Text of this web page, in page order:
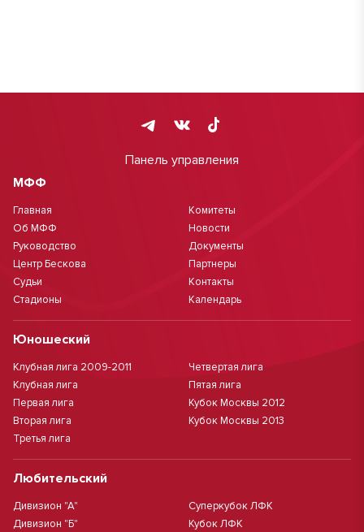
Панель управления
МФФ
Главная
Об МФФ
Руководство
Центр Бескова
Судьи
Стадионы
Комитеты
Новости
Документы
Партнеры
Контакты
Календарь
Юношеский
Клубная лига 2009-2011
Клубная лига
Первая лига
Вторая лига
Третья лига
Четвертая лига
Пятая лига
Кубок Москвы 2012
Кубок Москвы 2013
Любительский
Дивизион "А"
Дивизион "Б"
Суперкубок ЛФК
Кубок ЛФК